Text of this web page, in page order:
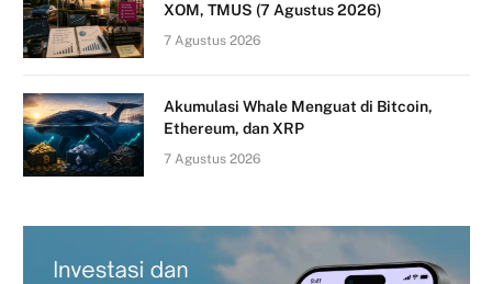
XOM, TMUS (7 Agustus 2026)
7 Agustus 2026
Akumulasi Whale Menguat di Bitcoin,
Ethereum, dan XRP
7 Agustus 2026